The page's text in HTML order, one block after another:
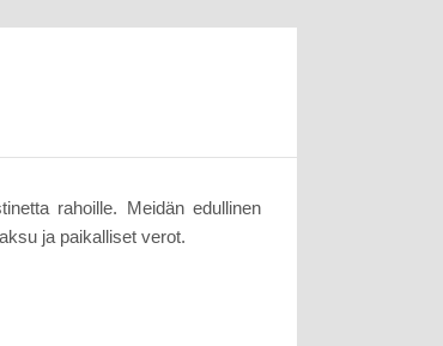
rahoille. Meidän edullinen
ja paikalliset verot.